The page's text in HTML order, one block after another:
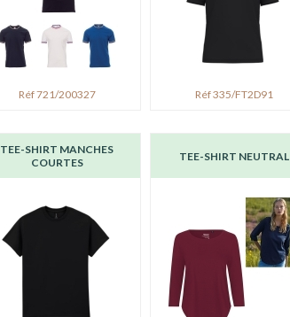
Réf 721/200327 Réf 335/FT2D91
TEE-SHIRT MANCHES
COURTES
TEE-SHIRT NEUTRAL